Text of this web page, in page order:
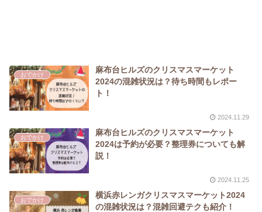
おでかけ
麻布台ヒルズのクリスマスマーケット
2024の混雑状況は？待ち時間もレポー
ト！
2024.11.29
おでかけ
麻布台ヒルズのクリスマスマーケット
2024は予約が必要？整理券についても解
説！
2024.11.25
おでかけ
横浜赤レンガクリスマスマーケット2024
の混雑状況は？混雑回避テクも紹介！